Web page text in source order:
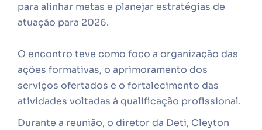
para alinhar metas e planejar estratégias de
atuação para 2026.
O encontro teve como foco a organização das
ações formativas, o aprimoramento dos
serviços ofertados e o fortalecimento das
atividades voltadas à qualificação profissional.
Durante a reunião, o diretor da Deti, Cleyton